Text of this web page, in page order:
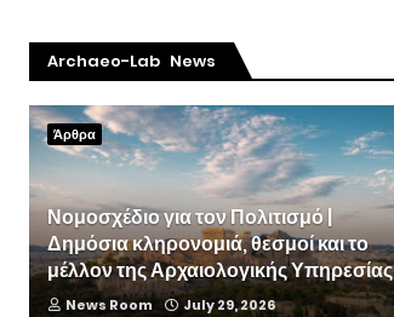
Archaeo-Lab News
Άρθρα
Νομοσχέδιο για τον Πολιτισμό |
Δημόσια κληρονομιά, θεσμοί και το
μέλλον της Αρχαιολογικής Υπηρεσίας
News Room July 29, 2026